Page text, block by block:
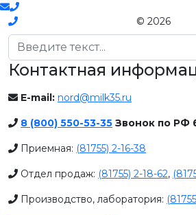
© 2026
Поиск
Контактная
E-mail: nord@milk35.ru
8 (800) 550-53-35 Звонок по РФ
Приемная: (81755) 2-16-38
Отдел продаж: (81755) 2-18-62,
Производство, лаборатория: